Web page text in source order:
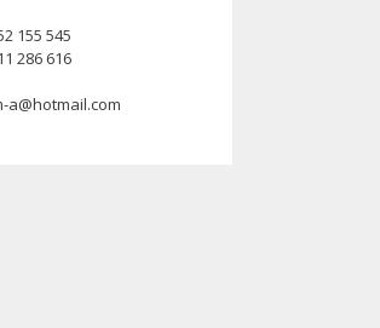
155 545
286 616
a@hotmail.com